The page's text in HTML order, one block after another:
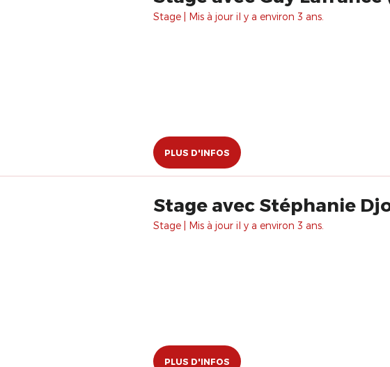
Stage | Mis à jour il y a environ 3 ans.
PLUS D'INFOS
Stage avec Stéphanie
Stage | Mis à jour il y a environ 3 ans.
PLUS D'INFOS